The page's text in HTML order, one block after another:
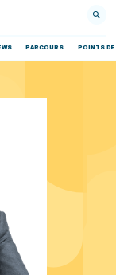
PARCOURS POINTS DE